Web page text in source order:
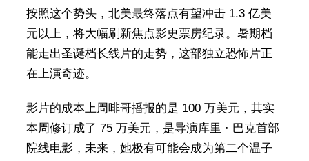
按照这个势头，北美最终落点有望冲击 1.3 亿美
元以上，将大幅刷新焦点影史票房纪录。暑期档
能走出圣诞档长线片的走势，这部独立恐怖片正
在上演奇迹。
影片的成本上周啡哥播报的是 100 万美元，其实
本周修订成了 75 万美元，是导演库里 · 巴克首部
院线电影，未来，她极有可能会成为第二个温子